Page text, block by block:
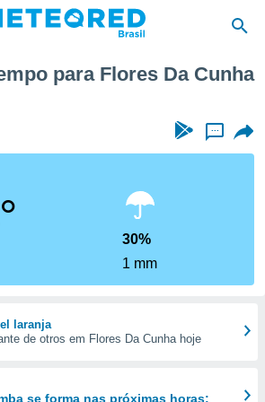
para Flores Da Cunha
...
30%
1 mm
laranja
de otros em Flores Da Cunha hoje
se forma nas próximas horas;